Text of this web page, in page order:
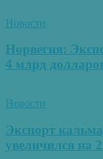
Новости
Норвегия:
4 млрд
Новости
Экспорт
увеличился на